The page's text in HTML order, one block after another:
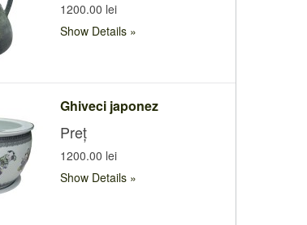
1200.00 lei
Show Details
Ghiveci japonez
Preț
1200.00 lei
Show Details